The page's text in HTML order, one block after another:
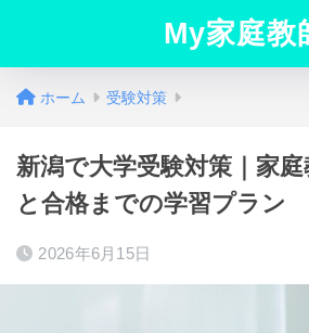
My家庭教
ホーム 受験対策
新潟で大学受験対策｜家
と合格までの学習プラン
2026年6月15日